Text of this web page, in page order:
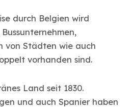
durch Belgien wird
von Städten wie auch
vorhanden sind.
Land seit 1830.
und auch Spanier haben